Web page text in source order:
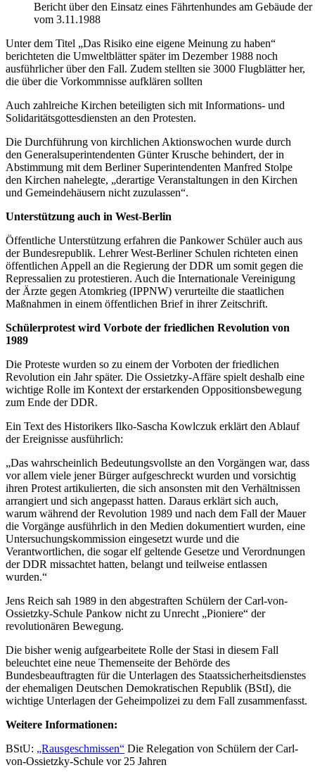
Bericht über den Einsatz eines Fährtenhundes am Gebäude
vom 3.11.1988
Unter dem Titel „Das Risiko eine eigene Meinung zu haben“
berichteten die Umweltblätter später im Dezember 1988 noch
ausführlicher über den Fall. Zudem stellten sie 3000 Flugblätter her,
die über die Vorkommnisse aufklären sollten
Auch zahlreiche Kirchen beteiligten sich mit Informations- und
Solidaritätsgottesdiensten an den Protesten.
Die Durchführung von kirchlichen Aktionswochen wurde durch
den Generalsuperintendenten Günter Krusche behindert, der in
Abstimmung mit dem Berliner Superintendenten Manfred Stolpe
den Kirchen nahelegte, „derartige Veranstaltungen in den Kirchen
und Gemeindehäusern nicht zuzulassen“.
Unterstützung auch in West-Berlin
Öffentliche Unterstützung erfahren die Pankower Schüler auch aus
der Bundesrepublik. Lehrer West-Berliner Schulen richteten einen
öffentlichen Appell an die Regierung der DDR um somit gegen die
Repressalien zu protestieren. Auch die Internationale Vereinigung
der Ärzte gegen Atomkrieg (IPPNW) verurteilte die staatlichen
Maßnahmen in einem öffentlichen Brief in ihrer Zeitschrift.
Schülerprotest wird Vorbote der friedlichen Revolution von
1989
Die Proteste wurden so zu einem der Vorboten der friedlichen
Revolution ein Jahr später. Die Ossietzky-Affäre spielt deshalb eine
wichtige Rolle im Kontext der erstarkenden Oppositionsbewegung
zum Ende der DDR.
Ein Text des Historikers Ilko-Sascha Kowlczuk erklärt den Ablauf
der Ereignisse ausführlich:
„Das wahrscheinlich Bedeutungsvollste an den Vorgängen war, dass
vor allem viele jener Bürger aufgeschreckt wurden und vorsichtig
ihren Protest artikulierten, die sich ansonsten mit den Verhältnissen
arrangiert und sich angepasst hatten. Daraus erklärt sich auch,
warum während der Revolution 1989 und nach dem Fall der Mauer
die Vorgänge ausführlich in den Medien dokumentiert wurden, eine
Untersuchungskommission eingesetzt wurde und die
Verantwortlichen, die sogar elf geltende Gesetze und Verordnungen
der DDR missachtet hatten, belangt und teilweise entlassen
wurden.“
Jens Reich sah 1989 in den abgestraften Schülern der Carl-von-
Ossietzky-Schule Pankow nicht zu Unrecht „Pioniere“ der
revolutionären Bewegung.
Die bisher wenig aufgearbeitete Rolle der Stasi in diesem Fall
beleuchtet eine neue Themenseite der Behörde des
Bundesbeauftragten für die Unterlagen des Staatssicherheitsdienstes
der ehemaligen Deutschen Demokratischen Republik (BStI), die
wichtige Unterlagen der Geheimpolizei zu dem Fall zusammenfasst.
Weitere Informationen:
BStU: „Rausgeschmissen“ Die Relegation von Schülern der Carl-
von-Ossietzky-Schule vor 25 Jahren